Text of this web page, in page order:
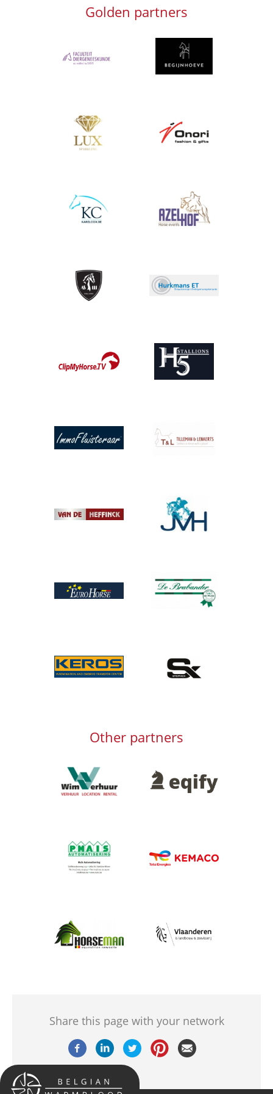
Golden partners
Afbeelding Afbeelding
Afbeelding Afbeelding
Afbeelding Afbeelding
Afbeelding
Afbeelding
Afbeelding
Afbeelding Afbeelding
Afbeelding
Afbeelding
Afbeelding
Afbeelding
Afbeelding
Afbeelding
Other partners
Afbeelding Afbeelding
Afbeelding
Afbeelding
Afbeelding Afbeelding
Share this page with your network